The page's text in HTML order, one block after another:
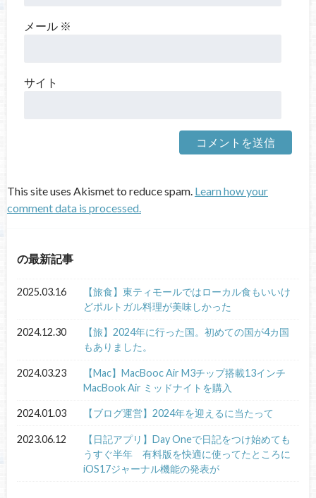
メール ※
サイト
This site uses Akismet to reduce spam. Learn how your
comment data is processed.
の最新記事
2025.03.16
【旅食】東ティモールではローカル食もいいけ
どポルトガル料理が美味しかった
2024.12.30
【旅】2024年に行った国。初めての国が4カ国
もありました。
2024.03.23
【Mac】MacBooc Air M3チップ搭載13インチ
MacBook Air ミッドナイトを購入
2024.01.03 【ブログ運営】2024年を迎えるに当たって
2023.06.12
【日記アプリ】Day Oneで日記をつけ始めても
うすぐ半年 有料版を快適に使ってたところに
iOS17ジャーナル機能の発表が